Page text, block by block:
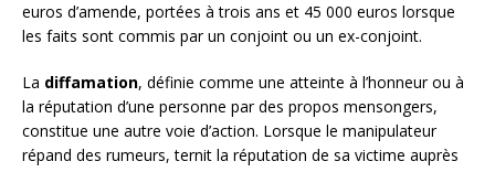
euros d’amende, portées à trois ans et 45 000 euros lorsque
les faits sont commis par un conjoint ou un ex-conjoint.
La diffamation, définie comme une atteinte à l’honneur ou à
la réputation d’une personne par des propos mensongers,
constitue une autre voie d’action. Lorsque le manipulateur
répand des rumeurs, ternit la réputation de sa victime auprès